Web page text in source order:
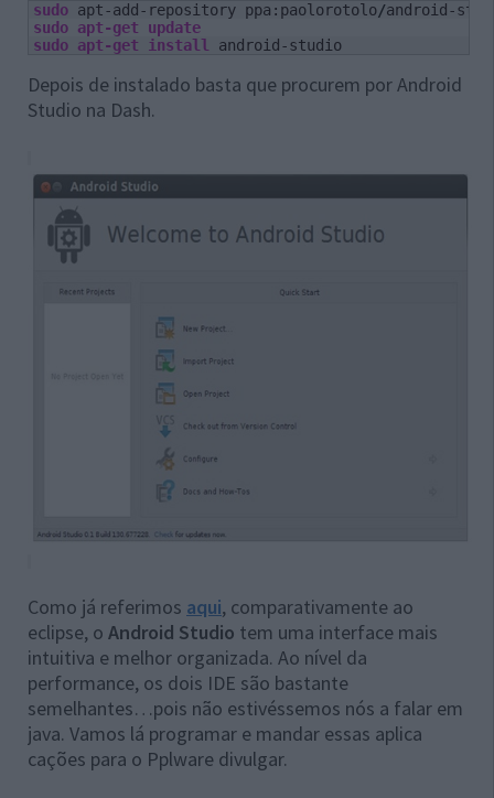
sudo apt-add-repository ppa:paolorotolo/
sudo apt-get update
sudo apt-get install android-studio
Depois de instalado basta que procurem por Android
Studio na Dash.
Como já referimos aqui, comparativamente ao
eclipse, o Android Studio tem uma interface mais
intuitiva e melhor organizada. Ao nível da
performance, os dois IDE são bastante
semelhantes…pois não estivéssemos nós a falar em
java. Vamos lá programar e mandar essas aplica
cações para o Pplware divulgar.